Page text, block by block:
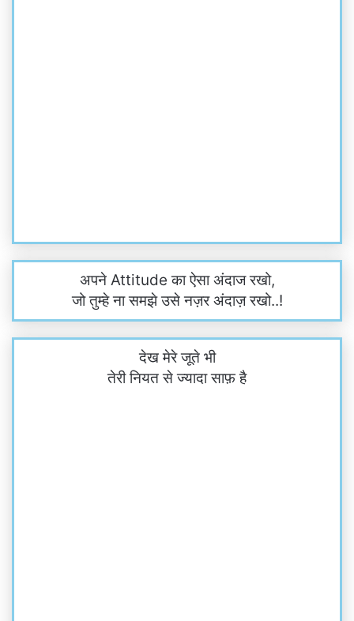
अपने Attitude का ऐसा अंदाज रखो,
जो तुम्हे ना समझे उसे नज़र अंदाज़ रखो..!
देख मेरे जूते भी
तेरी नियत से ज्यादा साफ़ है